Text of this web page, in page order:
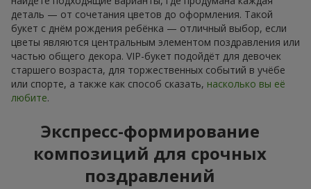
деталь — от сочетания цветов до оформления. Такой
букет с днём рождения ребёнка — отличный выбор, если
цветы являются центральным элементом поздравления или
частью общего декора. VIP-букет подойдёт для девочек
старшего возраста, для торжественных событий в учёбе
или спорте, а также как способ сказать, насколько вы её
любите.
Экспресс-формирование
композиций для срочных
поздравлений